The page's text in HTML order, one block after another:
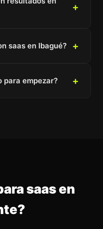
saas en Ibagué?
para empezar?
saas en